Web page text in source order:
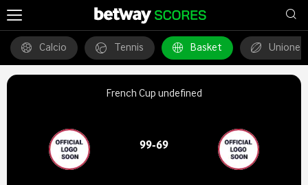
Calcio Tennis Basket Unione
French Cup undefined
99-69